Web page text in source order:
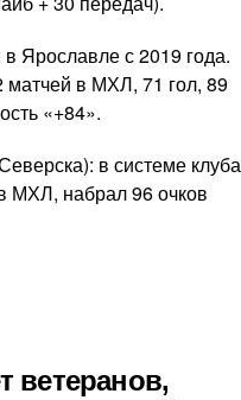
Ярославле с 2019 года.
в МХЛ, 71 гол, 89
«+84».
в системе клуба
МХЛ, набрал 96 очков
ветеранов,